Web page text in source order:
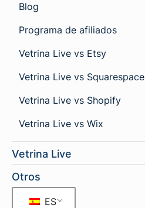
Blog
Programa de afiliados
Vetrina Live vs Etsy
Vetrina Live vs Squarespace
Vetrina Live vs Shopify
Vetrina Live vs Wix
Vetrina Live
Otros
ES